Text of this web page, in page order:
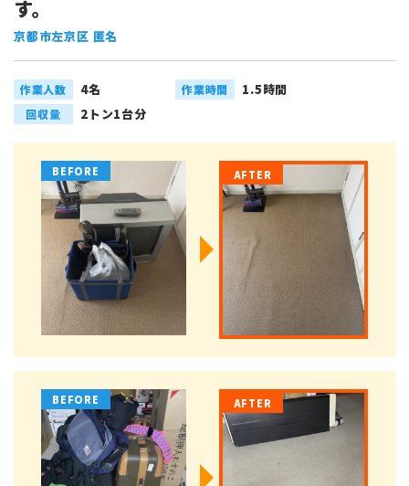
す。
京都市左京区 匿名
作業人数 4名 作業時間 1.5時間
回収量 2トン1台分